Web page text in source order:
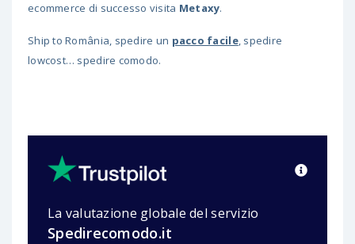
ecommerce di successo visita Metaxy.
Ship to România, spedire un pacco facile, spedire
lowcost… spedire comodo.
La valutazione globale del servizio
Spedirecomodo.it